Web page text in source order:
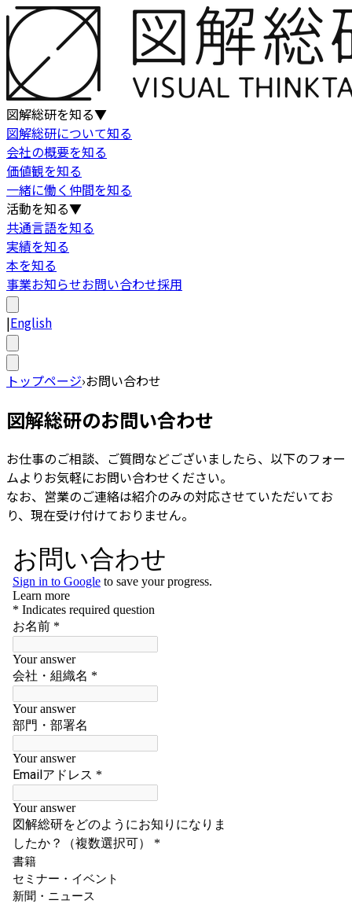
図解総研を知る▼
図解総研について知る
会社の概要を知る
価値観を知る
一緒に働く仲間を知る
活動を知る▼
共通言語を知る
実績を知る
本を知る
事業お知らせお問い合わせ採用
|English
トップページ›お問い合わせ
図解総研のお問い合わせ
お仕事のご相談、ご質問などございましたら、以下のフォー
ムよりお気軽にお問い合わせください。
なお、営業のご連絡は紹介のみの対応させていただいてお
り、現在受け付けておりません。